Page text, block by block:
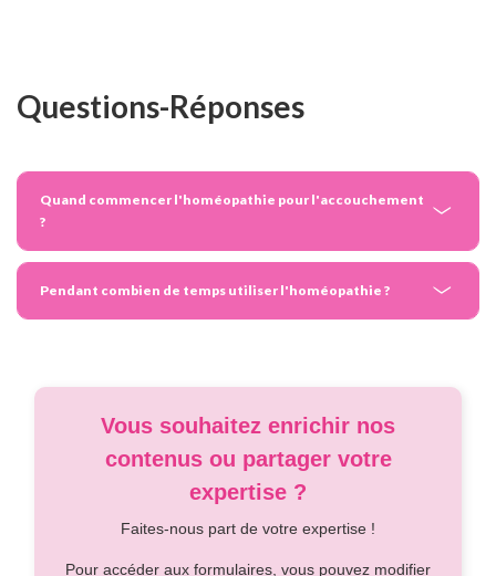
Questions-Réponses
Quand commencer l'homéopathie pour l'accouchement
?
Pendant combien de temps utiliser l'homéopathie ?
Vous souhaitez enrichir nos
contenus ou partager votre
expertise ?
Faites-nous part de votre expertise !
Pour accéder aux formulaires, vous pouvez modifier